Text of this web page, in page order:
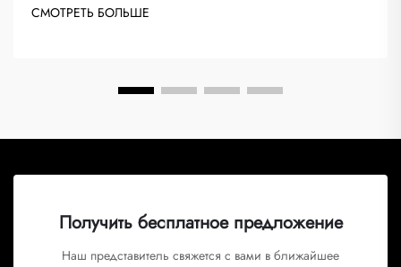
СМОТРЕТЬ БОЛЬШЕ
Получить бесплатное предложение
Наш представитель свяжется с вами в ближайшее